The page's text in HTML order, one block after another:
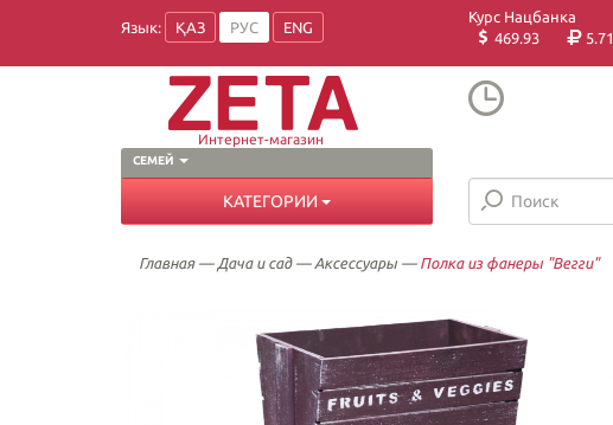
Язык: ҚАЗ РУС ENG
Курс Нацбанка
469.93
5.71
СЕМЕЙ
Интернет-магазин
КАТЕГОРИИ
Главная— Дача и сад— Аксессуары — Полка из фанеры "Вегги"